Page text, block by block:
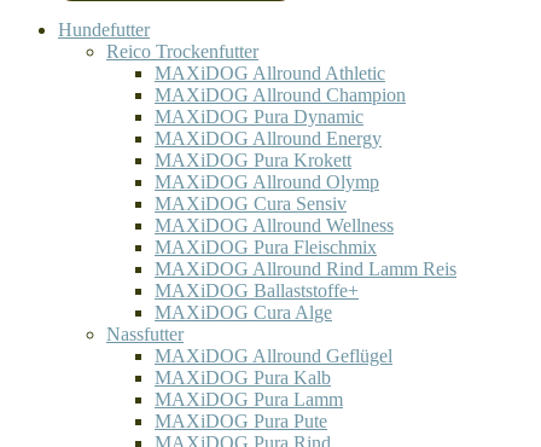
Hundefutter
Reico Trockenfutter
MAXiDOG Allround Athletic
MAXiDOG Allround Champion
MAXiDOG Pura Dynamic
MAXiDOG Allround Energy
MAXiDOG Pura Krokett
MAXiDOG Allround Olymp
MAXiDOG Cura Sensiv
MAXiDOG Allround Wellness
MAXiDOG Pura Fleischmix
MAXiDOG Allround Rind Lamm Reis
MAXiDOG Ballaststoffe+
MAXiDOG Cura Alge
Nassfutter
MAXiDOG Allround Geflügel
MAXiDOG Pura Kalb
MAXiDOG Pura Lamm
MAXiDOG Pura Pute
MAXiDOG Pura Rind